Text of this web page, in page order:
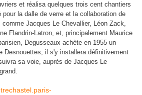
et réalisa quelques trois cent chantiers
pour la dalle de verre et la collaboration de
Jacques Le Chevallier, Léon Zack,
Flandrin-Latron, et, principalement Maurice
Degusseaux achète en 1955 un
Desnouettes; il s'y installera définitivement
sa voie, auprès de Jacques Le